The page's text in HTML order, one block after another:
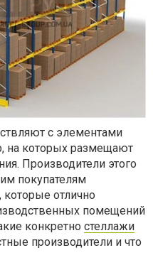
с элементами
на которых размещают
Производители этого
покупателям
отлично
помещений
конкретно стеллажи
производители и что